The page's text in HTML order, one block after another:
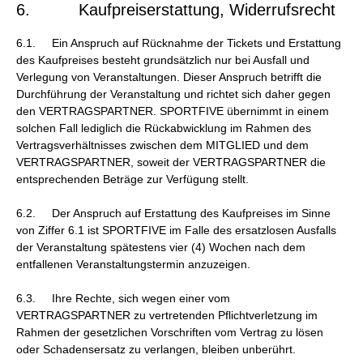
6. Kaufpreiserstattung, Widerrufsrecht
6.1. Ein Anspruch auf Rücknahme der Tickets und Erstattung
des Kaufpreises besteht grundsätzlich nur bei Ausfall und
Verlegung von Veranstaltungen. Dieser Anspruch betrifft die
Durchführung der Veranstaltung und richtet sich daher gegen
den VERTRAGSPARTNER. SPORTFIVE übernimmt in einem
solchen Fall lediglich die Rückabwicklung im Rahmen des
Vertragsverhältnisses zwischen dem MITGLIED und dem
VERTRAGSPARTNER, soweit der VERTRAGSPARTNER die
entsprechenden Beträge zur Verfügung stellt.
6.2. Der Anspruch auf Erstattung des Kaufpreises im Sinne
von Ziffer 6.1 ist SPORTFIVE im Falle des ersatzlosen Ausfalls
der Veranstaltung spätestens vier (4) Wochen nach dem
entfallenen Veranstaltungstermin anzuzeigen.
6.3. Ihre Rechte, sich wegen einer vom
VERTRAGSPARTNER zu vertretenden Pflichtverletzung im
Rahmen der gesetzlichen Vorschriften vom Vertrag zu lösen
oder Schadensersatz zu verlangen, bleiben unberührt.